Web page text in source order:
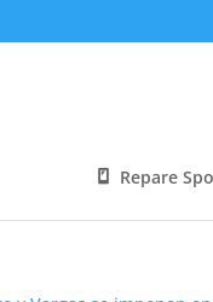
Repare